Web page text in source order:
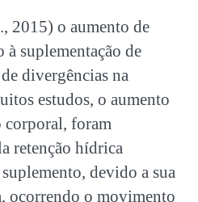
2015) o aumento de
à suplementação de
divergências na
estudos, o aumento
corporal, foram
retenção hídrica
devido a sua
ocorrendo o movimento